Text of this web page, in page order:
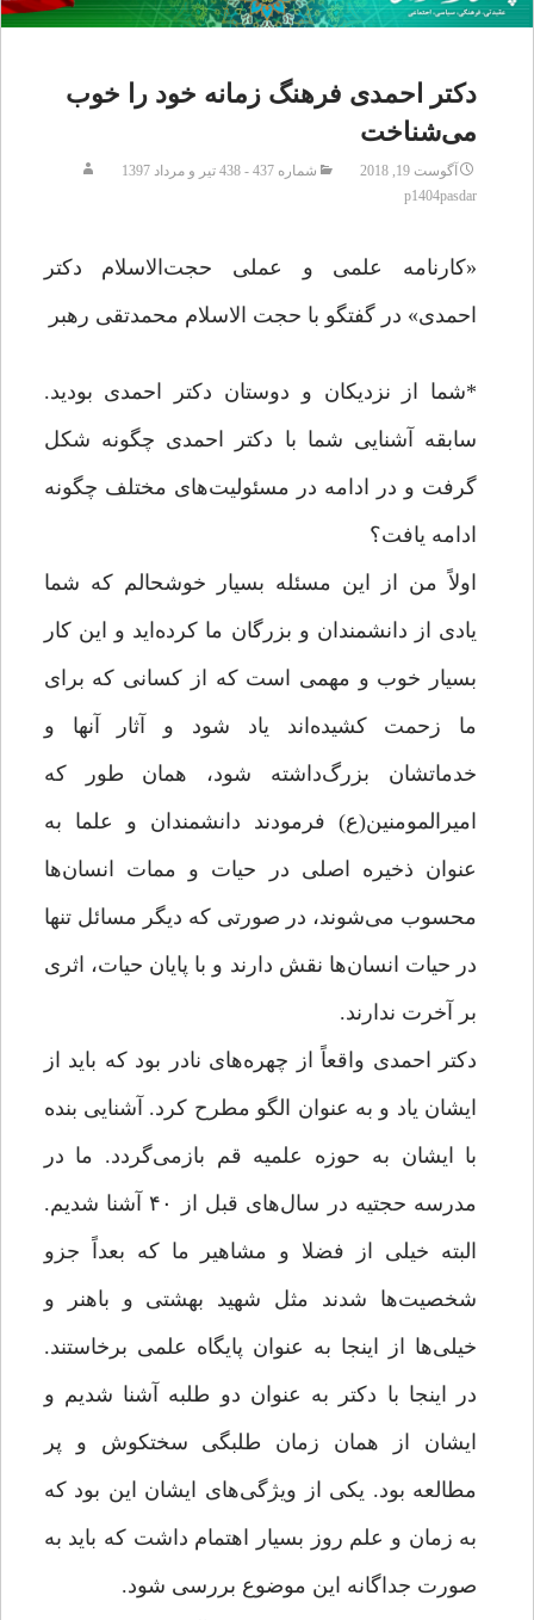
دکتر احمدی فرهنگ زمانه خود را خوب
می‌شناخت
آگوست 19, 2018
شماره 437 - 438 تیر و مرداد 1397
p1404pasdar
«کارنامه علمی و عملی حجت‌الاسلام دکتر
احمدی» در گفتگو با حجت الاسلام محمدتقی رهبر
*شما از نزدیکان و دوستان دکتر احمدی بودید.
سابقه آشنایی شما با دکتر احمدی چگونه شکل
گرفت و در ادامه در مسئولیت‌های مختلف چگونه
ادامه یافت؟
اولاً من از این مسئله بسیار خوشحالم که شما
یادی از دانشمندان و بزرگان ما کرده‌اید و این کار
بسیار خوب و مهمی است که از کسانی که برای
ما زحمت کشیده‌اند یاد شود و آثار آنها و
خدماتشان بزرگ‌داشته شود، همان طور که
امیرالمومنین(ع) فرمودند دانشمندان و علما به
عنوان ذخیره اصلی در حیات و ممات انسان‌ها
محسوب می‌شوند، در صورتی که دیگر مسائل تنها
در حیات انسان‌ها نقش دارند و با پایان حیات، اثری
بر آخرت ندارند.
دکتر احمدی واقعاً از چهره‌های نادر بود که باید از
ایشان یاد و به عنوان الگو مطرح کرد. آشنایی بنده
با ایشان به حوزه علمیه قم بازمی‌گردد. ما در
مدرسه حجتیه در سال‌های قبل از ۴۰ آشنا شدیم.
البته خیلی از فضلا و مشاهیر ما که بعداً جزو
شخصیت‌ها شدند مثل شهید بهشتی و باهنر و
خیلی‌ها از اینجا به عنوان پایگاه علمی برخاستند.
در اینجا با دکتر به عنوان دو طلبه آشنا شدیم و
ایشان از همان زمان طلبگی سختکوش و پر
مطالعه بود. یکی از ویژگی‌های ایشان این بود که
به زمان و علم روز بسیار اهتمام داشت که باید به
صورت جداگانه این موضوع بررسی شود.